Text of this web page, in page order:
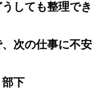
しても整理でき
次の仕事に不安
部下